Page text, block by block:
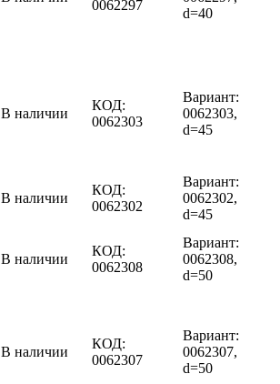
0062297
d=40
В наличии
КОД:
0062303
Вариант:
0062303,
d=45
В наличии
КОД:
0062302
Вариант:
0062302,
d=45
В наличии
КОД:
0062308
Вариант:
0062308,
d=50
В наличии
КОД:
0062307
Вариант:
0062307,
d=50